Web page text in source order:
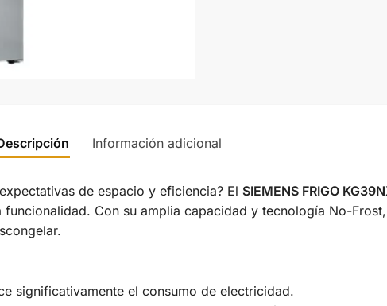
Información adicional
de espacio y eficiencia? El SIEMENS FRIGO
Con su amplia capacidad y tecnología No-
significativamente el consumo de electricidad.